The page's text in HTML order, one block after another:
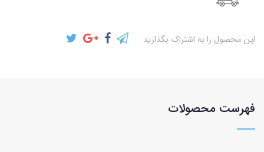
این محصول را به اشتراک بگذارید
فهرست محصولات